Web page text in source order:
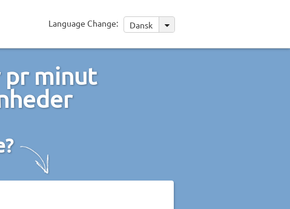
Language Change: Dansk
pr minut